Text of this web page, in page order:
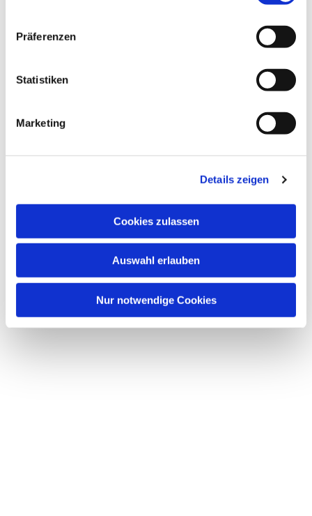
Präferenzen
Statistiken
Marketing
Details zeigen
Cookies zulassen
Auswahl erlauben
Nur notwendige Cookies